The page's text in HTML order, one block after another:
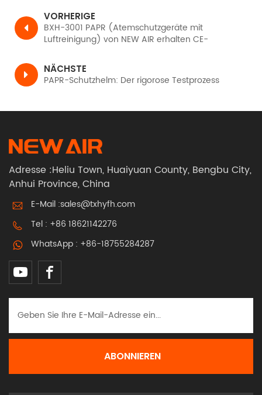
VORHERIGE
BXH-3001 PAPR (Atemschutzgeräte mit
Luftreinigung) von NEW AIR erhalten CE-
NÄCHSTE
PAPR-Schutzhelm: Der rigorose Testprozess
Adresse :Heliu Town, Huaiyuan County, Bengbu City,
Anhui Province, China
E-Mail :sales@txhyfh.com
Tel : +86 18621142276
WhatsApp : +86-18755284287